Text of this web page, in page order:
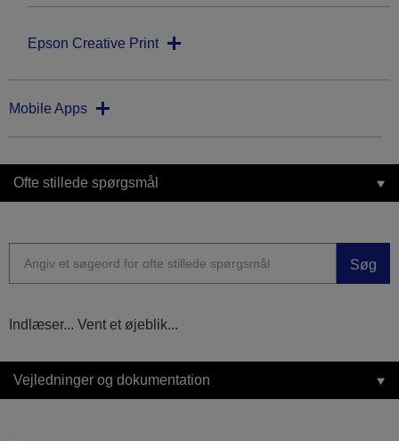
Epson Creative Print
Mobile Apps
Ofte stillede spørgsmål
Søg
Indlæser... Vent et øjeblik...
Vejledninger og dokumentation